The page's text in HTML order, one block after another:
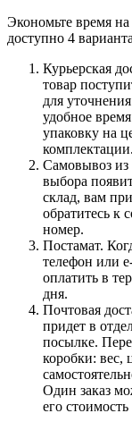
Экономьте время
доступно 4
Курьерская
товар
для
удобное
упаковку на
комплектации.
Самовывоз из
выбора
склад, вам
обратитесь к
номер.
Постамат.
телефон или
оплатить в
дня.
Почтовая
придет в
посылке.
коробки: вес,
Один заказ
его